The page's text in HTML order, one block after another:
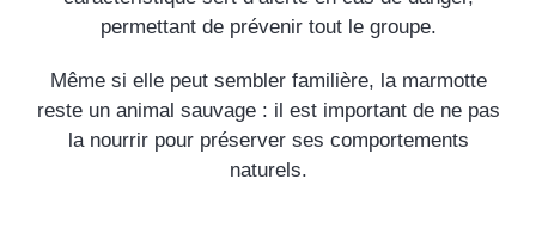
permettant de prévenir tout le groupe.
Même si elle peut sembler familière, la marmotte
reste un animal sauvage : il est important de ne pas
la nourrir pour préserver ses comportements
naturels.